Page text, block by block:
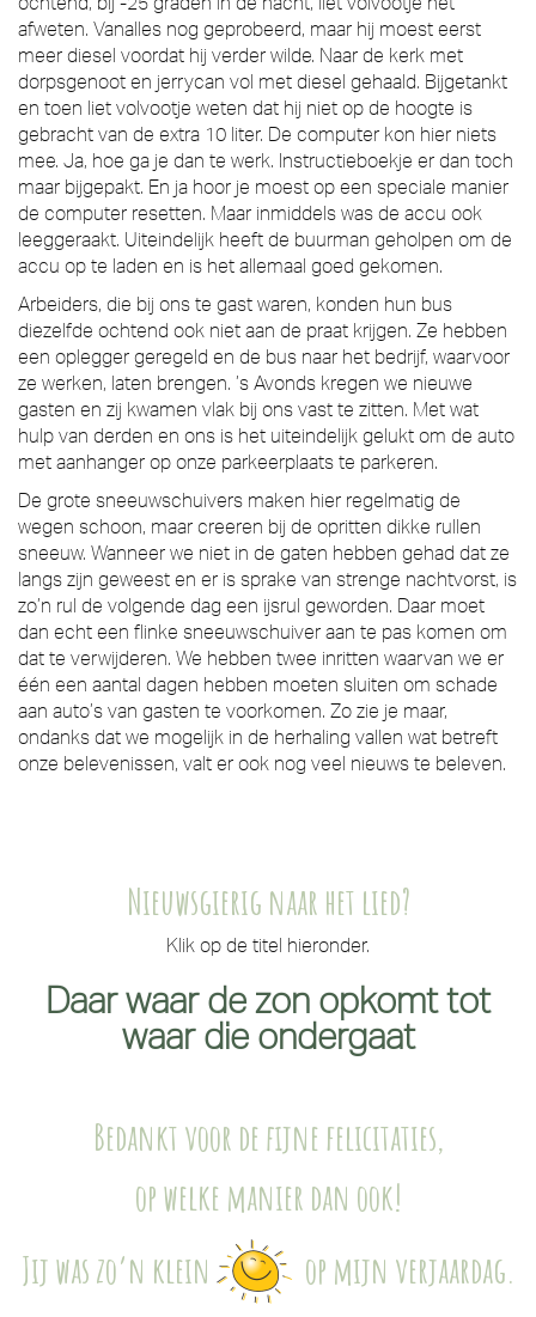
afweten. Vanalles nog geprobeerd, maar hij moest eerst
meer diesel voordat hij verder wilde. Naar de kerk met
dorpsgenoot en jerrycan vol met diesel gehaald. Bijgetankt
en toen liet volvootje weten dat hij niet op de hoogte is
gebracht van de extra 10 liter. De computer kon hier niets
mee. Ja, hoe ga je dan te werk. Instructieboekje er dan toch
maar bijgepakt. En ja hoor je moest op een speciale manier
de computer resetten. Maar inmiddels was de accu ook
leeggeraakt. Uiteindelijk heeft de buurman geholpen om de
accu op te laden en is het allemaal goed gekomen.
Arbeiders, die bij ons te gast waren, konden hun bus
diezelfde ochtend ook niet aan de praat krijgen. Ze hebben
een oplegger geregeld en de bus naar het bedrijf, waarvoor
ze werken, laten brengen. ’s Avonds kregen we nieuwe
gasten en zij kwamen vlak bij ons vast te zitten. Met wat
hulp van derden en ons is het uiteindelijk gelukt om de auto
met aanhanger op onze parkeerplaats te parkeren.
De grote sneeuwschuivers maken hier regelmatig de
wegen schoon, maar creeren bij de opritten dikke rullen
sneeuw. Wanneer we niet in de gaten hebben gehad dat ze
langs zijn geweest en er is sprake van strenge nachtvorst, is
zo’n rul de volgende dag een ijsrul geworden. Daar moet
dan echt een flinke sneeuwschuiver aan te pas komen om
dat te verwijderen. We hebben twee inritten waarvan we er
één een aantal dagen hebben moeten sluiten om schade
aan auto’s van gasten te voorkomen. Zo zie je maar,
ondanks dat we mogelijk in de herhaling vallen wat betreft
onze belevenissen, valt er ook nog veel nieuws te beleven.
Nieuwsgierig naar het lied?
Klik op de titel hieronder.
Daar waar de zon opkomt tot
waar die ondergaat
Bedankt voor de fijne felicitaties,
op welke manier dan ook!
Jij was zo’n klein
op mijn verjaardag.